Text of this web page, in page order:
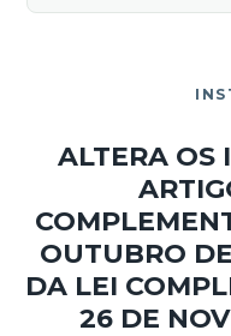
ALTERA OS
OUTUBRO
DA LEI
26 DE